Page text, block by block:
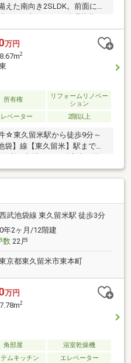
た南向き2SLDK。前面に建
ともに良好です。管理状態も
りで安心。2026年9月完成予
配管まで更新し、キッチン・
一新。快適な新生活を叶える
万円
2
所有権
リフォームリノベー
ション
ベーター 2階以上
☆東久留米駅から徒歩9分～
袋】線【東久留米】駅まで徒
利な立地です。《室内の特
め、陽当たり良好です。・
中です！（8月末完成予定）
場は、お車の出し入れがし
。《リビングメッセージ》・
280ｍ）・Lowsonstore100東
・久留米みのり保育園（約
690ｍ）・東久留米市立第二
留米市立大門中学校（約760
武池袋線 東久留米駅 徒歩3分
年2ヶ月/12階建
数22戸
京都東久留米市東本町
万円
2
角部屋
浴室乾燥機
ムキッチン エレベーター